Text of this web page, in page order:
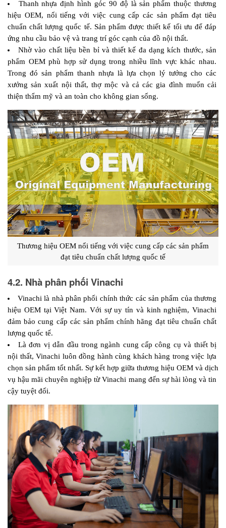
Thanh nhựa định hình góc 90 độ là sản phẩm thuộc thương
hiệu OEM, nổi tiếng với việc cung cấp các sản phẩm đạt tiêu
chuẩn chất lượng quốc tế. Sản phẩm được thiết kế tối ưu để đáp
ứng nhu cầu bảo vệ và trang trí góc cạnh của đồ nội thất.
Nhờ vào chất liệu bền bỉ và thiết kế đa dạng kích thước, sản
phẩm OEM phù hợp sử dụng trong nhiều lĩnh vực khác nhau.
Trong đó sản phẩm thanh nhựa là lựa chọn lý tưởng cho các
xưởng sản xuất nội thất, thợ mộc và cả các gia đình muốn cải
thiện thẩm mỹ và an toàn cho không gian sống.
Thương hiệu OEM nổi tiếng với việc cung cấp các sản phẩm
đạt tiêu chuẩn chất lượng quốc tế
4.2. Nhà phân phối Vinachi
Vinachi là nhà phân phối chính thức các sản phẩm của thương
hiệu OEM tại Việt Nam. Với sự uy tín và kinh nghiệm, Vinachi
đảm bảo cung cấp các sản phẩm chính hãng đạt tiêu chuẩn chất
lượng quốc tế.
Là đơn vị dẫn đầu trong ngành cung cấp công cụ và thiết bị
nội thất, Vinachi luôn đồng hành cùng khách hàng trong việc lựa
chọn sản phẩm tốt nhất. Sự kết hợp giữa thương hiệu OEM và dịch
vụ hậu mãi chuyên nghiệp từ Vinachi mang đến sự hài lòng và tin
cậy tuyệt đối.